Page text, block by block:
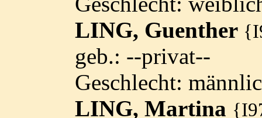
LING, Guenther
geb.: --privat--
Geschlecht:
LING, Martina